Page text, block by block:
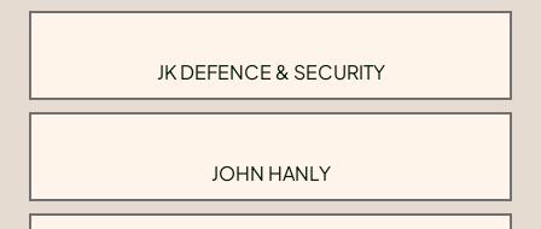
JK DEFENCE & SECURITY
JOHN HANLY